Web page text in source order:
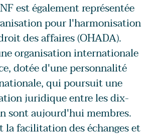
est également représentée
pour l'harmonisation
des affaires (OHADA).
organisation internationale
dotée d'une personnalité
qui poursuit une
juridique entre les dix-
sont aujourd'hui membres.
la facilitation des échanges et